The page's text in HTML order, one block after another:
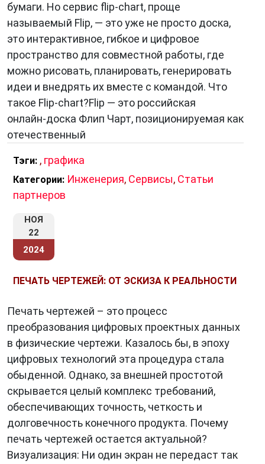
бумаги. Но сервис flip‑chart, проще
называемый Flip, — это уже не просто доска,
это интерактивное, гибкое и цифровое
пространство для совместной работы, где
можно рисовать, планировать, генерировать
идеи и внедрять их вместе с командой. Что
такое Flip‑chart?Flip — это российская
онлайн‑доска Флип Чарт, позиционируемая как
отечественный
Тэги: , графика
Категории: Инженерия, Сервисы, Статьи
партнеров
НОЯ
22
2024
ПЕЧАТЬ ЧЕРТЕЖЕЙ: ОТ ЭСКИЗА К РЕАЛЬНОСТИ
Печать чертежей – это процесс
преобразования цифровых проектных данных
в физические чертежи. Казалось бы, в эпоху
цифровых технологий эта процедура стала
обыденной. Однако, за внешней простотой
скрывается целый комплекс требований,
обеспечивающих точность, четкость и
долговечность конечного продукта. Почему
печать чертежей остается актуальной?
Визуализация: Ни один экран не передаст так